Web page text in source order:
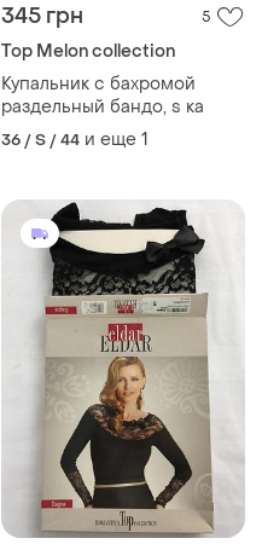
345 грн 5
Top Melon collection
Купальник с бахромой
раздельный бандо, s ка
36 / S / 44 и еще 1